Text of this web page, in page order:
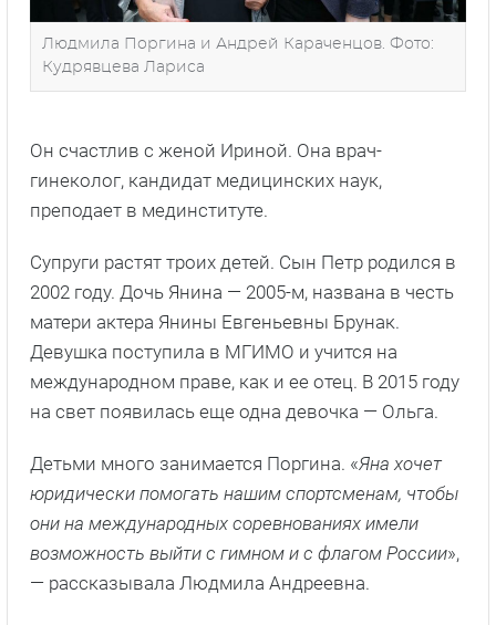
Людмила Поргина и Андрей Караченцов. Фото:
Кудрявцева Лариса
Он счастлив с женой Ириной. Она врач-
гинеколог, кандидат медицинских наук,
преподает в мединституте.
Супруги растят троих детей. Сын Петр родился в
2002 году. Дочь Янина — 2005-м, названа в честь
матери актера Янины Евгеньевны Брунак.
Девушка поступила в МГИМО и учится на
международном праве, как и ее отец. В 2015 году
на свет появилась еще одна девочка — Ольга.
Детьми много занимается Поргина. «Яна хочет
юридически помогать нашим спортсменам, чтобы
они на международных соревнованиях имели
возможность выйти с гимном и с флагом России»,
— рассказывала Людмила Андреевна.